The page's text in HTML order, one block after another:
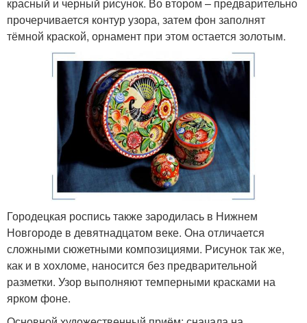
красный и черный рисунок. Во втором – предварительно
прочерчивается контур узора, затем фон заполнят
тёмной краской, орнамент при этом остается золотым.
Городецкая роспись также зародилась в Нижнем
Новгороде в девятнадцатом веке. Она отличается
сложными сюжетными композициями. Рисунок так же,
как и в хохломе, наносится без предварительной
разметки. Узор выполняют темперными красками на
ярком фоне.